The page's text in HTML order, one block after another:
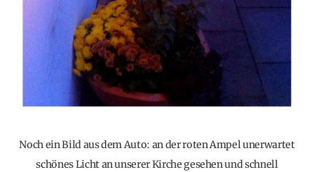
Noch ein Bild aus dem Auto: an der roten Ampel unerwartet
schönes Licht an unserer Kirche gesehen und schnell